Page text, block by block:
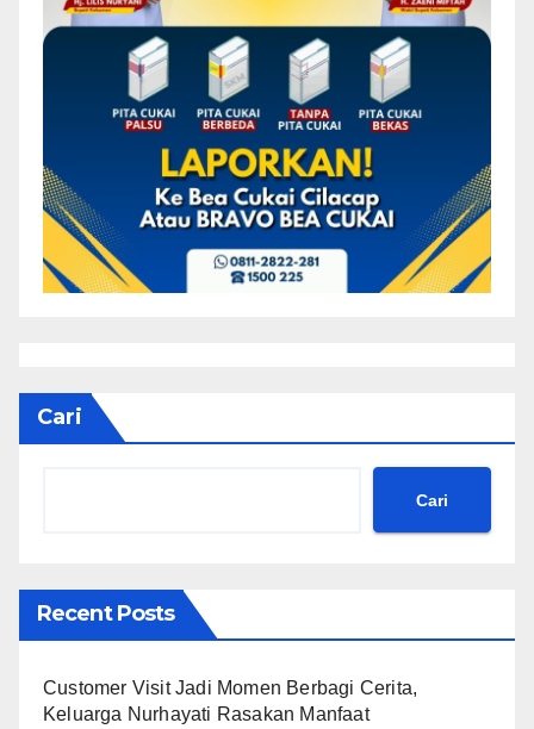
Cari
Cari
Recent Posts
Customer Visit Jadi Momen Berbagi Cerita,
Keluarga Nurhayati Rasakan Manfaat